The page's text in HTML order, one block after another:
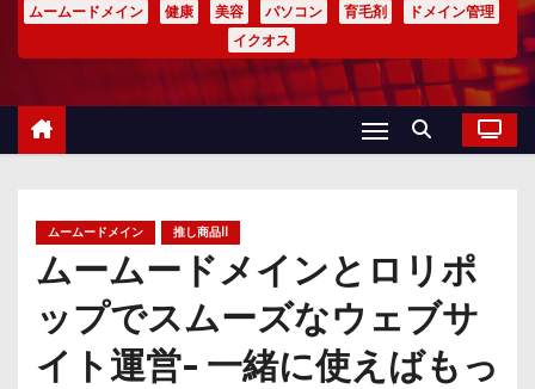
ムームードメイン 健康 美容 パソコン 育毛剤
ドメイン管理
イクオス
ムームードメイン 推し商品II
ムームードメインとロリポ
ップでスムーズなウェブサ
イト運営- 一緒に使えばもっ